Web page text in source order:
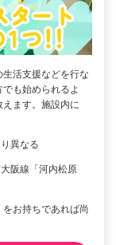
活支援などを行な
も始められるよ
ます。施設内に
異なる
阪線「河内松原
お持ちであれば尚